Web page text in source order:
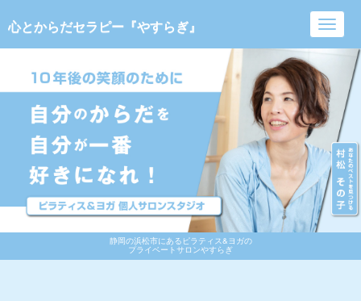
静岡の浜松市にあるピラティス&ヨガの
プライベートサロンやすらぎ
心とからだセラピー『やすらぎ』